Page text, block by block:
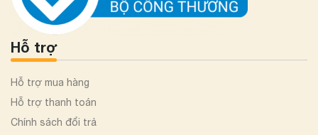
Hỗ trợ
Hỗ trợ mua hàng
Hỗ trợ thanh toán
Chính sách đổi trả